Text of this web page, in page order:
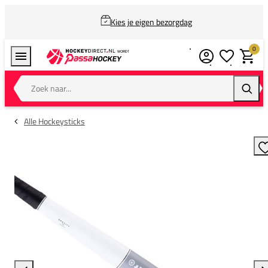
Kies je eigen bezorgdag
Zoek naar...
0
Alle Hockeysticks